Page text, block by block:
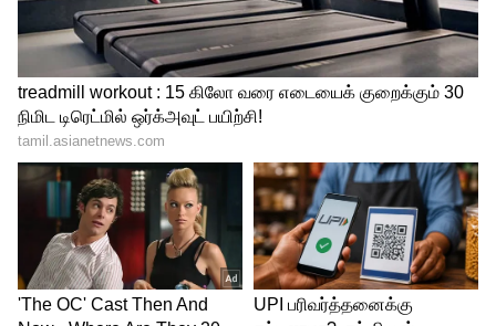
பிரச்சனையை விரைவாக ஏற்படுத்தும்.
ஏசியாநெட் தமிழ் செய்திகளை உடனுக்கு
உடன் Whatsapp Channel-லில்
பெறுவதற்கு கீழே கொடுக்கப்பட்டு
இருக்கும் லிங்குடன் இணைந்து
இருக்கவும்.